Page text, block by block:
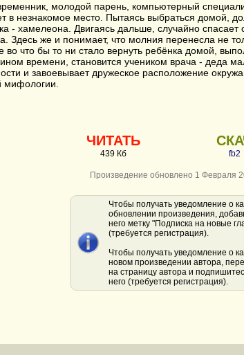
молодой парень, компьютерный
в незнакомое место. Пытаясь выбраться домой,
- хамелеона. Двигаясь дальше, случайно
Здесь же и понимает, что молния перенесла не
во что бы то ни стало вернуть ребёнка домой,
времени, становится учеником врача - деда
и завоевывает дружеское расположение
мифологии.
ЧИТАТЬ
439 Кб fb2
Произведение обновлено 1 Февраля
Чтобы получать уведомление о
обновлении произведения,
него метку "Подписка на новые
(требуется регистрация).
Чтобы получать уведомление о
новом произведении автора,
на страницу автора и
него (требуется регистрация).